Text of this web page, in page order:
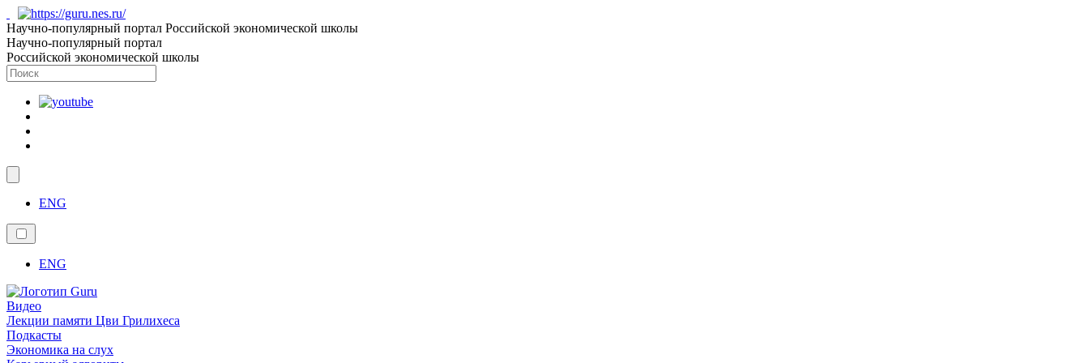
Научно-популярный портал Российской экономической школы
Научно-популярный портал
Российской экономической школы
ENG
ENG
Видео
Лекции памяти Цви Грилихеса
Подкасты
Экономика на слух